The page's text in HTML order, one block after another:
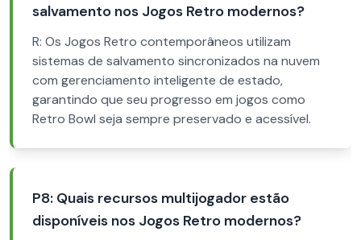
salvamento nos Jogos Retro modernos?
R: Os Jogos Retro contemporâneos utilizam
sistemas de salvamento sincronizados na nuvem
com gerenciamento inteligente de estado,
garantindo que seu progresso em jogos como
Retro Bowl seja sempre preservado e acessível.
P8: Quais recursos multijogador estão
disponíveis nos Jogos Retro modernos?